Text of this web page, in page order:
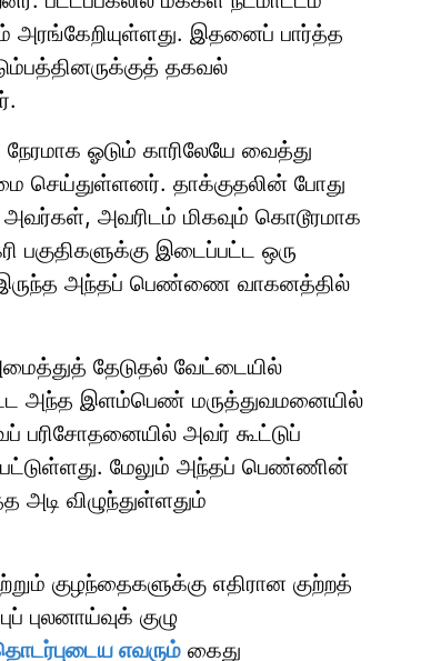
அரங்கேறியுள்ளது. இதனைப் பார்த்த
தகவல்
ஓடும் காரிலேயே வைத்து
செய்துள்ளனர். தாக்குதலின் போது
அவரிடம் மிகவும் கொடூரமாக
பகுதிகளுக்கு இடைப்பட்ட ஒரு
இருந்த அந்தப் பெண்ணை வாகனத்தில்
தேடுதல் வேட்டையில்
அந்த இளம்பெண் மருத்துவமனையில்
பரிசோதனையில் அவர் கூட்டுப்
மேலும் அந்தப் பெண்ணின்
அடி விழுந்துள்ளதும்
குழந்தைகளுக்கு எதிரான குற்றத்
புலனாய்வுக் குழு
எவரும் கைது